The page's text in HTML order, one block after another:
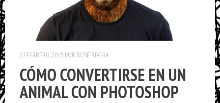
27 FEBRERO, 2015 PORXOSÉ RIVERA
CÓMO CONVERTIRSE EN UN
ANIMAL CON PHOTOSHOP